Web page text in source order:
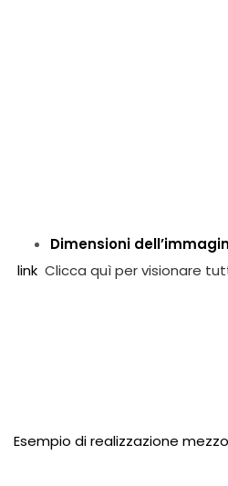
Dimensioni
link Clicca quì per visionare
Esempio di realizzazione